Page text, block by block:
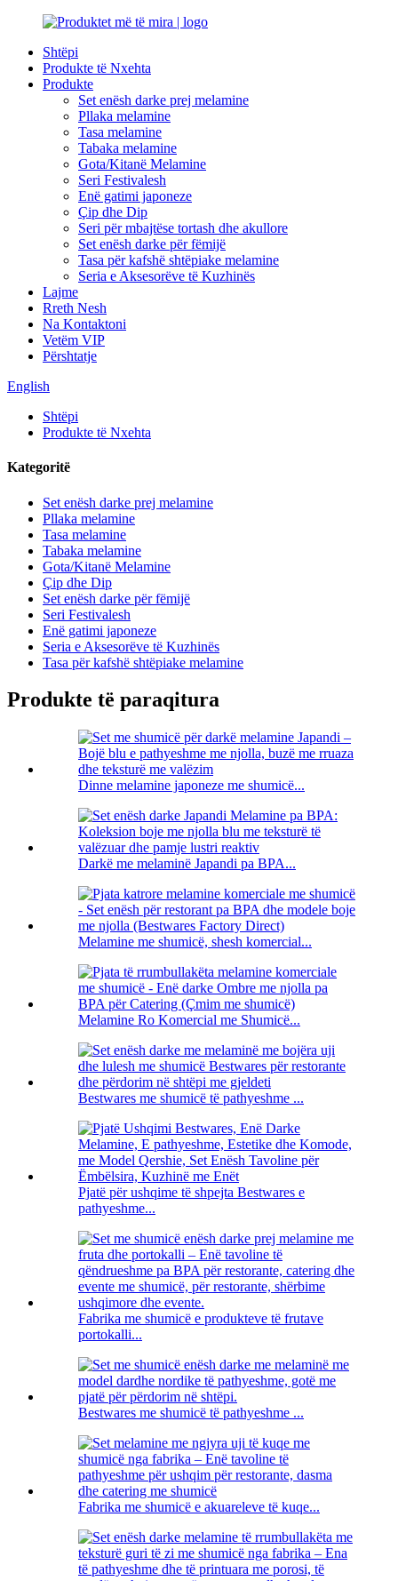
Shtëpi
Produkte të Nxehta
Produkte
Set enësh darke prej melamine
Pllaka melamine
Tasa melamine
Tabaka melamine
Gota/Kitanë Melamine
Seri Festivalesh
Enë gatimi japoneze
Çip dhe Dip
Seri për mbajtëse tortash dhe akullore
Set enësh darke për fëmijë
Tasa për kafshë shtëpiake melamine
Seria e Aksesorëve të Kuzhinës
Lajme
Rreth Nesh
Na Kontaktoni
Vetëm VIP
Përshtatje
English
Shtëpi
Produkte të Nxehta
Kategoritë
Set enësh darke prej melamine
Pllaka melamine
Tasa melamine
Tabaka melamine
Gota/Kitanë Melamine
Çip dhe Dip
Set enësh darke për fëmijë
Seri Festivalesh
Enë gatimi japoneze
Seria e Aksesorëve të Kuzhinës
Tasa për kafshë shtëpiake melamine
Produkte të paraqitura
Dinne melamine japoneze me shumicë...
Darkë me melaminë Japandi pa BPA...
Melamine me shumicë, shesh komercial...
Melamine Ro Komercial me Shumicë...
Bestwares me shumicë të pathyeshme ...
Pjatë për ushqime të shpejta Bestwares e
pathyeshme...
Fabrika me shumicë e produkteve të frutave
portokalli...
Bestwares me shumicë të pathyeshme ...
Fabrika me shumicë e akuareleve të kuqe...